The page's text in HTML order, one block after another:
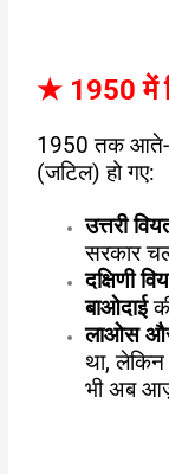
★ 1950 में
1950 तक आते-
(जटिल) हो गए:
उत्तरी
सरकार
दक्षिणी
बाओदाई
लाओस और
था, लेकिन
भी अब